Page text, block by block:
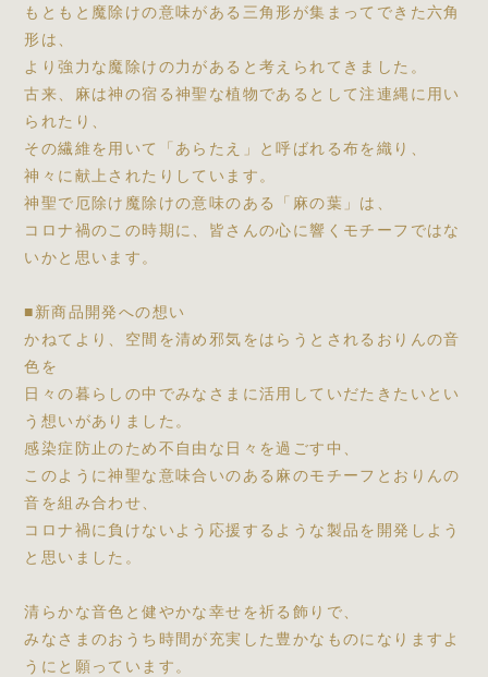
もともと魔除けの意味がある三角形が集まってできた六角
形は、
より強力な魔除けの力があると考えられてきました。
古来、麻は神の宿る神聖な植物であるとして注連縄に用い
られたり、
その繊維を用いて「あらたえ」と呼ばれる布を織り、
神々に献上されたりしています。
神聖で厄除け魔除けの意味のある「麻の葉」は、
コロナ禍のこの時期に、皆さんの心に響くモチーフではな
いかと思います。
■新商品開発への想い
かねてより、空間を清め邪気をはらうとされるおりんの音
色を
日々の暮らしの中でみなさまに活用していだたきたいとい
う想いがありました。
感染症防止のため不自由な日々を過ごす中、
このように神聖な意味合いのある麻のモチーフとおりんの
音を組み合わせ、
コロナ禍に負けないよう応援するような製品を開発しよう
と思いました。
清らかな音色と健やかな幸せを祈る飾りで、
みなさまのおうち時間が充実した豊かなものになりますよ
うにと願っています。